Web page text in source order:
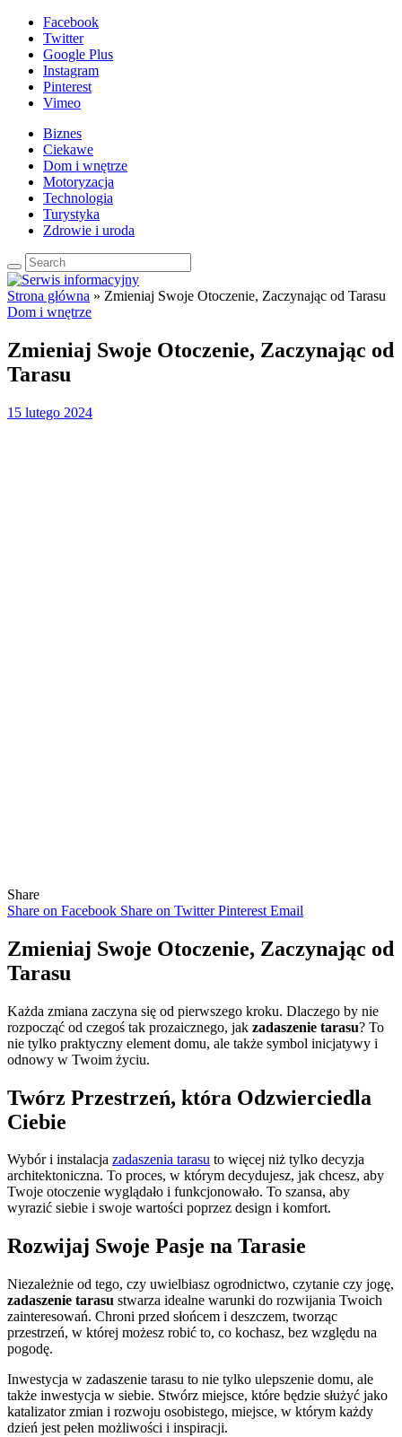
Facebook
Twitter
Google Plus
Instagram
Pinterest
Vimeo
Biznes
Ciekawe
Dom i wnętrze
Motoryzacja
Technologia
Turystyka
Zdrowie i uroda
Strona główna » Zmieniaj Swoje Otoczenie, Zaczynając od Tarasu
Dom i wnętrze
Zmieniaj Swoje Otoczenie, Zaczynając od
Tarasu
15 lutego 2024
Share
Share on Facebook Share on Twitter Pinterest Email
Zmieniaj Swoje Otoczenie, Zaczynając od
Tarasu
Każda zmiana zaczyna się od pierwszego kroku. Dlaczego by nie
rozpocząć od czegoś tak prozaicznego, jak zadaszenie tarasu? To
nie tylko praktyczny element domu, ale także symbol inicjatywy i
odnowy w Twoim życiu.
Twórz Przestrzeń, która Odzwierciedla
Ciebie
Wybór i instalacja zadaszenia tarasu to więcej niż tylko decyzja
architektoniczna. To proces, w którym decydujesz, jak chcesz, aby
Twoje otoczenie wyglądało i funkcjonowało. To szansa, aby
wyrazić siebie i swoje wartości poprzez design i komfort.
Rozwijaj Swoje Pasje na Tarasie
Niezależnie od tego, czy uwielbiasz ogrodnictwo, czytanie czy jogę,
zadaszenie tarasu stwarza idealne warunki do rozwijania Twoich
zainteresowań. Chroni przed słońcem i deszczem, tworząc
przestrzeń, w której możesz robić to, co kochasz, bez względu na
pogodę.
Inwestycja w zadaszenie tarasu to nie tylko ulepszenie domu, ale
także inwestycja w siebie. Stwórz miejsce, które będzie służyć jako
katalizator zmian i rozwoju osobistego, miejsce, w którym każdy
dzień jest pełen możliwości i inspiracji.